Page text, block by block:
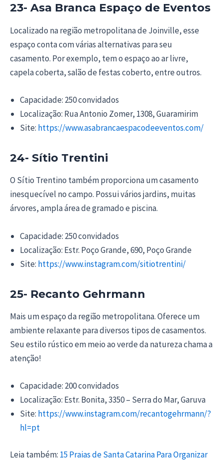
23- Asa Branca Espaço de Eventos
Localizado na região metropolitana de Joinville, esse
espaço conta com várias alternativas para seu
casamento. Por exemplo, tem o espaço ao ar livre,
capela coberta, salão de festas coberto, entre outros.
Capacidade: 250 convidados
Localização: Rua Antonio Zomer, 1308, Guaramirim
Site: https://www.asabrancaespacodeeventos.com/
24- Sítio Trentini
O Sítio Trentino também proporciona um casamento
inesquecível no campo. Possui vários jardins, muitas
árvores, ampla área de gramado e piscina.
Capacidade: 250 convidados
Localização: Estr. Poço Grande, 690, Poço Grande
Site: https://www.instagram.com/sitiotrentini/
25- Recanto Gehrmann
Mais um espaço da região metropolitana. Oferece um
ambiente relaxante para diversos tipos de casamentos.
Seu estilo rústico em meio ao verde da natureza chama a
atenção!
Capacidade: 200 convidados
Localização: Estr. Bonita, 3350 – Serra do Mar, Garuva
Site: https://www.instagram.com/recantogehrmann/?
hl=pt
Leia também: 15 Praias de Santa Catarina Para Organizar